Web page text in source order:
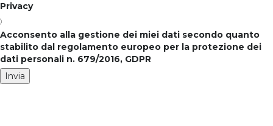
Privacy
Acconsento alla gestione dei miei dati secondo quanto
stabilito dal regolamento europeo per la protezione dei
dati personali n. 679/2016, GDPR
Invia